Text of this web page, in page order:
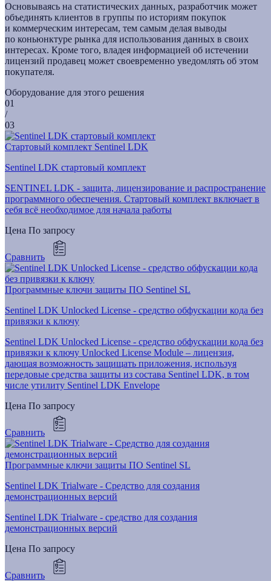
Основываясь на статистических данных, разработчик может
объединять клиентов в группы по историям покупок
и коммерческим интересам, тем самым делая выводы
по коньюнктуре рынка для использования данных в своих
интересах. Кроме того, владея информацией об истечении
лицензий продавец может своевременно уведомлять об этом
покупателя.
Оборудование для этого решения
01
/
03
Стартовый комплект Sentinel LDK
Sentinel LDK стартовый комплект
SENTINEL LDK - защита, лицензирование и распространение
программного обеспечения. Стартовый комплект включает в
себя всё необходимое для начала работы
Цена По запросу
Сравнить
Программные ключи защиты ПО Sentinel SL
Sentinel LDK Unlocked License - средство обфускации кода без
привязки к ключу
Sentinel LDK Unlocked License - средство обфускации кода без
привязки к ключу Unlocked License Module – лицензия,
дающая возможность защищать приложения, используя
передовые средства защиты из состава Sentinel LDK, в том
числе утилиту Sentinel LDK Envelope
Цена По запросу
Сравнить
Программные ключи защиты ПО Sentinel SL
Sentinel LDK Trialware - Средство для создания
демонстрационных версий
Sentinel LDK Trialware - средство для создания
демонстрационных версий
Цена По запросу
Сравнить